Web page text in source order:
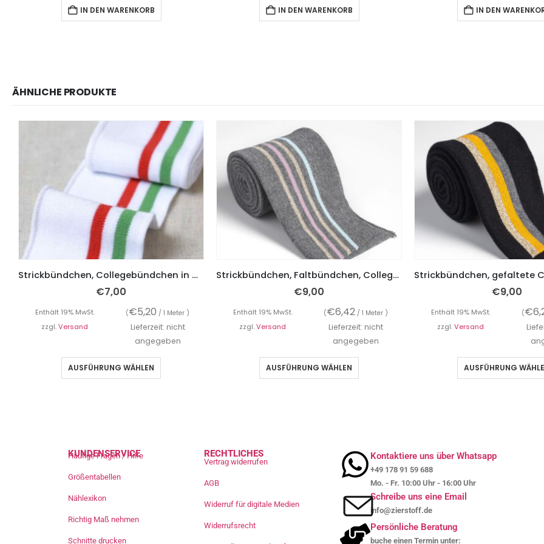
IN DEN WARENKORB IN DEN WARENKORB IN DEN
ÄHNLICHE PRODUKTE
Strickbündchen, Collegebündchen in Weiß Streifen Rot Grün
€7,00
Enthält 19% MwSt. (€5,20 / 1 Meter )
zzgl.Versand
Lieferzeit: nicht
angegeben
AUSFÜHRUNG WÄHLEN
Strickbündchen, Faltbündchen, Collegebündchen in Grau mit Streifen Gold/Hellrosa/Hellblau, 135 cm
€9,00
Enthält 19% MwSt. (€6,42/ 1 Meter )
zzgl.Versand
Lieferzeit: nicht
angegeben
AUSFÜHRUNG WÄHLEN
€9,00
Enthält 19% MwSt. (€
zzgl.Versand
AUSFÜHRUNG
KUNDENSERVICE
Häufige Fragen / Hilfe
Größentabellen
Nählexikon
Richtig Maß nehmen
Schnitte drucken
RECHTLICHES
Vertrag widerrufen
AGB
Widerruf für digitale Medien
Widerrufsrecht
Kontaktiere uns über Whatsapp
+49 178 91 59 688
Mo. - Fr. 10:00 Uhr - 16:00 Uhr
Schreibe uns eine Email
info@zierstoff.de
Persönliche Beratung
buche einen Termin unter: